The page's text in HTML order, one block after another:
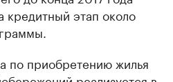
кредитный этап около
по приобретению жилья